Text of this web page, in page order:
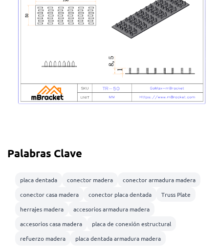
Palabras Clave
placa dentada conector madera
conector armadura madera
conector casa madera
conector placa dentada
Truss Plate
herrajes madera
accesorios armadura madera
accesorios casa madera
placa de conexión estructural
refuerzo madera
placa dentada armadura madera